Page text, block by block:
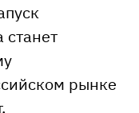
станет
рынке